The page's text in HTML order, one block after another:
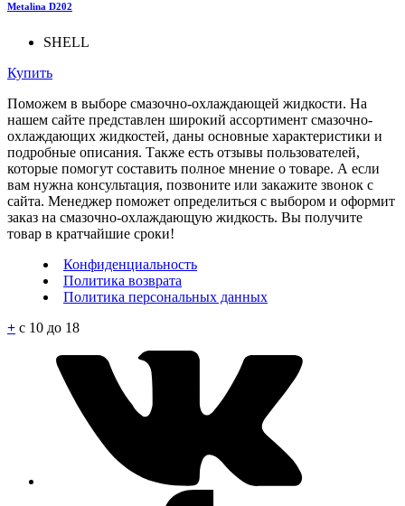
Metalina D202
SHELL
Купить
Поможем в выборе смазочно-охлаждающей жидкости. На
нашем сайте представлен широкий ассортимент смазочно-
охлаждающих жидкостей, даны основные характеристики и
подробные описания. Также есть отзывы пользователей,
которые помогут составить полное мнение о товаре. А если
вам нужна консультация, позвоните или закажите звонок с
сайта. Менеджер поможет определиться с выбором и оформит
заказ на смазочно-охлаждающую жидкость. Вы получите
товар в кратчайшие сроки!
Конфиденциальность
Политика возврата
Политика персональных данных
+ c 10 до 18